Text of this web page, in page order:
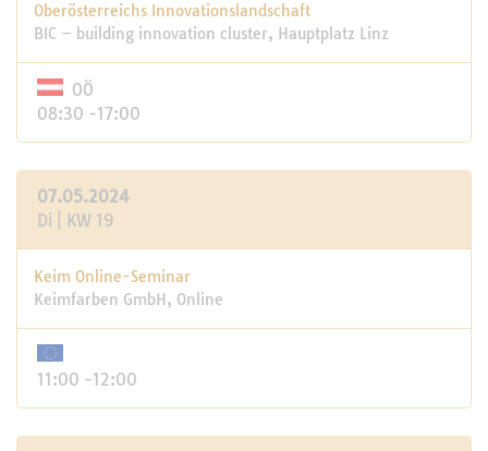
Oberösterreichs Innovationslandschaft
BIC – building innovation cluster, Hauptplatz Linz
OÖ
08:30 -17:00
07.05.2024
Di | KW 19
Keim Online-Seminar
Keimfarben GmbH, Online
11:00 -12:00